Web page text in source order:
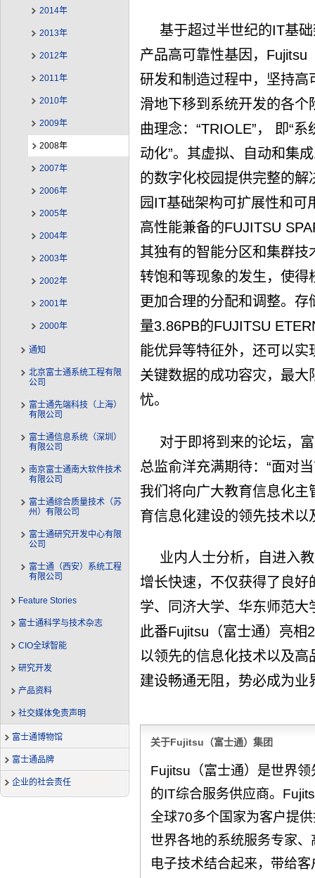
2014年
2013年
2012年
2011年
2010年
2009年
2008年
2007年
2006年
2005年
2004年
2003年
2002年
2001年
2000年
通知
北京富士通系统工程有限
公司
富士通先端科技（上海）
有限公司
富士通信息系统（深圳）
有限公司
南京富士通南大软件技术
有限公司
富士通综合质量技术（苏
州）有限公司
富士通研究开发中心有限
公司
富士通（西安）系统工程
有限公司
Feature Stories
富士通科学与技术杂志
CIO全球智能
研究开发
产品资料
社交媒体免责声明
富士通博物馆
富士通品牌
企业的社会责任
基于超过半世纪的IT基
产品高可靠性基因，Fujitsu
研发和制造过程中，坚持
滑地下移到系统开发的各
曲理念：“TRIOLE”， 即“
动化”。其虚拟、自动和集
的数字化校园提供完整的
园IT基础架构可扩展性和可
高性能兼备的FUJITSU
其独有的智能分区和集群
转饱和等现象的发生，使
更加合理的分配和调整。
量3.86PB的FUJITSU
能优异等特征外，还可以
关键数据的成功容灾，最
忧。
对于即将到来的论坛，
总监俞洋充满期待：“面对
我们将向广大教育信息化
育信息化建设的领先技术以
业内人士分析，自进入
增长快速，不仅获得了良
学、同济大学、华东师范
此番Fujitsu（富士通）亮相
以领先的信息化技术以及
建设畅通无阻，势必成为业
关于Fujitsu（富士通）集团
Fujitsu（富士通）是世界
的IT综合服务供应商。
全球70多个国家为客户提
世界各地的系统服务专家
电子技术结合起来，带给